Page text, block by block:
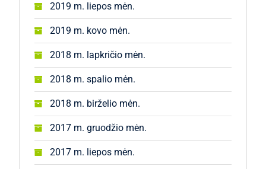
2019 m. liepos mėn.
2019 m. kovo mėn.
2018 m. lapkričio mėn.
2018 m. spalio mėn.
2018 m. birželio mėn.
2017 m. gruodžio mėn.
2017 m. liepos mėn.